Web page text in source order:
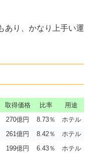
あり、かなり上手い運
取得価格 比率
用途
270億円 8.73％
ホテル
261億円 8.42％
ホテル
199億円 6.43％
ホテル